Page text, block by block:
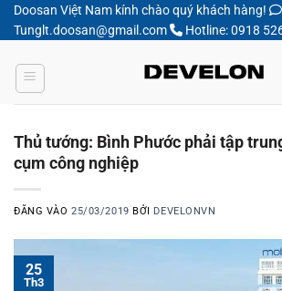
Bỏ
qua
dung
Doosan Việt Nam kính chào quý khách hàng!
Tunglt.doosan@gmail.com
Hotline: 0918
Thủ tướng: Bình Phước phải tập
cụm công nghiệp
ĐĂNG VÀO25/03/2019 BỞI DEVELONVN
25
Th3